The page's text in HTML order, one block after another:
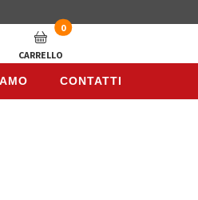
0
CARRELLO
CONTATTI